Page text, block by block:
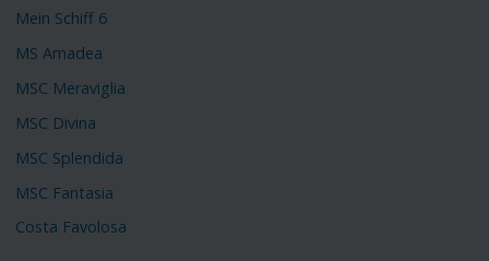
Mein Schiff 6
MS Amadea
MSC Meraviglia
MSC Divina
MSC Splendida
MSC Fantasia
Costa Favolosa